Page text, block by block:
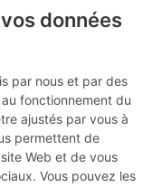
Dimanche 23
données
par nous et par des
fonctionnement du
ajustés par vous à
permettent de
Web et de vous
Vous pouvez les